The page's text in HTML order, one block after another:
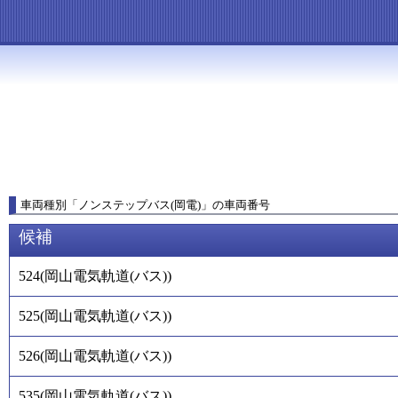
車両種別 「 ノンステップバス(岡電) 」 の車両番号
候補
524(岡山電気軌道(バス))
525(岡山電気軌道(バス))
526(岡山電気軌道(バス))